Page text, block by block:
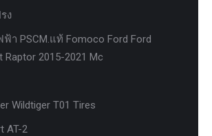
ง
า PSCM.แท้ Fomoco Ford Ford
Raptor 2015-2021 Mc
Wildtiger T01 Tires
AT-2